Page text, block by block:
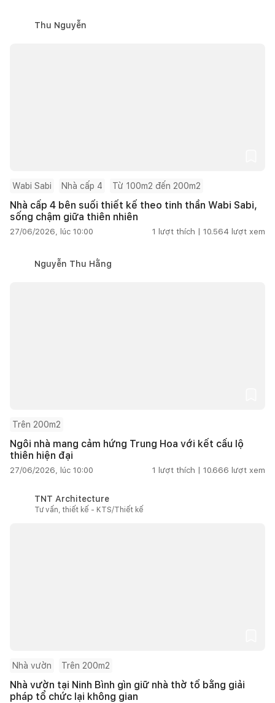
Thu Nguyễn
Wabi Sabi Nhà cấp 4 Từ 100m2 đến 200m2
Nhà cấp 4 bên suối thiết kế theo tinh thần Wabi Sabi,
sống chậm giữa thiên nhiên
27/06/2026, lúc 10:00 1 lượt thích | 10.564 lượt xem
Nguyễn Thu Hằng
Trên 200m2
Ngôi nhà mang cảm hứng Trung Hoa với kết cấu lộ
thiên hiện đại
27/06/2026, lúc 10:00 1 lượt thích | 10.666 lượt xem
TNT Architecture
Tư vấn, thiết kế - KTS/Thiết kế
Nhà vườn Trên 200m2
Nhà vườn tại Ninh Bình gìn giữ nhà thờ tổ bằng giải
pháp tổ chức lại không gian